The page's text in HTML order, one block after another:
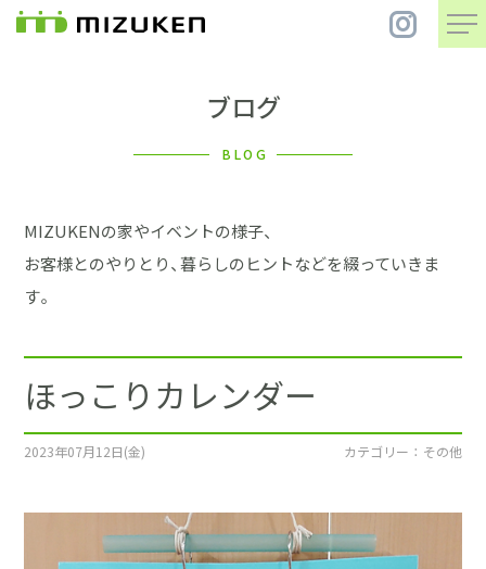
住 宅
まちづくり
会社案内
施工事例
土地をお探しの方
ブログ
BLOG
MIZUKENの家やイベントの様子、
お客様とのやりとり、暮らしのヒントなどを綴っていきま
す。
ほっこりカレンダー
2023年07月12日(金) カテゴリー ： その他